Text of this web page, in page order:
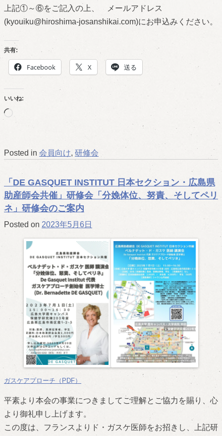
上記①～⑥をご記入の上、 メールアドレス
(kyouiku@hiroshima-josanshikai.com)にお申込みください。
共有:
Facebook X 送る
いいね:
読
み
Posted in 会員向け, 研修会
「DE GASQUET INSTITUT 日本セクション・広島県
助産師会共催」研修会「分娩体位、努責、そしてペリ
ネ」研修会のご案内
Posted on 2023年5月6日
ガスケアプローチ（PDF）
平素より本会の事業につきましてご理解とご協力を賜り、心
より御礼申し上げます。
この度は、フランスよりド・ガスケ医師をお招きし、上記研